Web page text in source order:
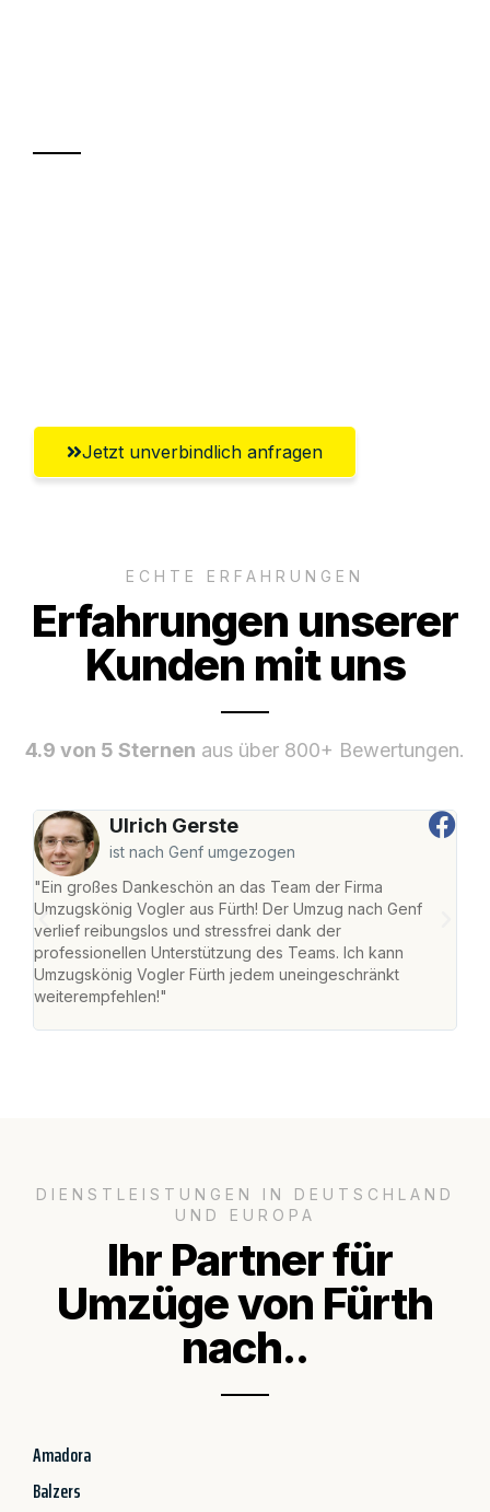
Jetzt unverbindlich anfragen
ECHTE ERFAHRUNGEN
Erfahrungen unserer
Kunden mit uns
4.9 von 5 Sternen aus über 800+ Bewertungen.
Ulrich Gerste
ist nach Genf umgezogen
"Ein großes Dankeschön an das Team der Firma
Umzugskönig Vogler aus Fürth! Der Umzug nach Genf
verlief reibungslos und stressfrei dank der
professionellen Unterstützung des Teams. Ich kann
Umzugskönig Vogler Fürth jedem uneingeschränkt
weiterempfehlen!"
DIENSTLEISTUNGEN IN DEUTSCHLAND
UND EUROPA
Ihr Partner für
Umzüge von Fürth
nach..
Amadora
Balzers